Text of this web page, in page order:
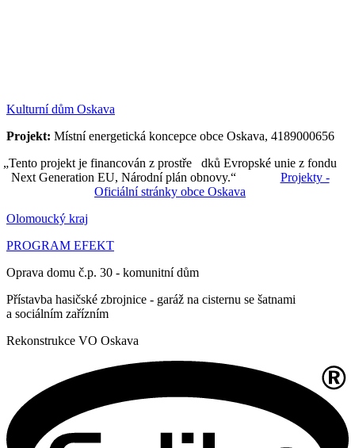
Kulturní dům Oskava
Projekt: Místní energetická koncepce obce Oskava, 4189000656
„Tento projekt je financován z prostře dků Evropské unie z fondu
Next Generation EU, Národní plán obnovy.“ Projekty -
Oficiální stránky obce Oskava
Olomoucký kraj
PROGRAM EFEKT
Oprava domu č.p. 30 - komunitní dům
Přístavba hasičské zbrojnice - garáž na cisternu se šatnami
a sociálním zařízním
Rekonstrukce VO Oskava